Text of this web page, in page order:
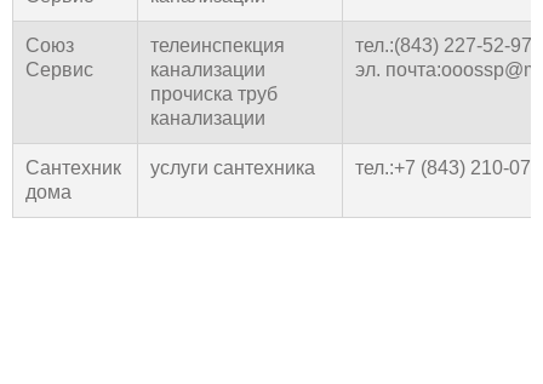
Союз
Сервис
телеинспекция
канализации
прочиска труб
канализации
тел.:(843) 227-52-97
эл.
Сантехник
дома
услуги сантехника тел.:+7 (843) 210-07-